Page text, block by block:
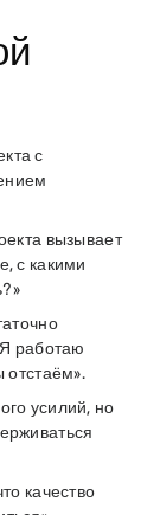
с
вызывает
с какими
Я работаю
отстаём».
усилий, но
качество